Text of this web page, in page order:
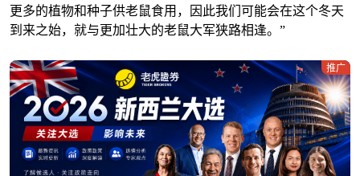
更多的植物和种子供老鼠食用，因此我们可能会在这个冬天
到来之始，就与更加壮大的老鼠大军狭路相逢。”
推广